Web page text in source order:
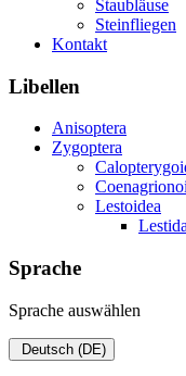
Staubläuse
Steinfliegen
Kontakt
Libellen
Anisoptera
Zygoptera
Lestoidea
Sprache
Sprache auswählen
Deutsch (DE)